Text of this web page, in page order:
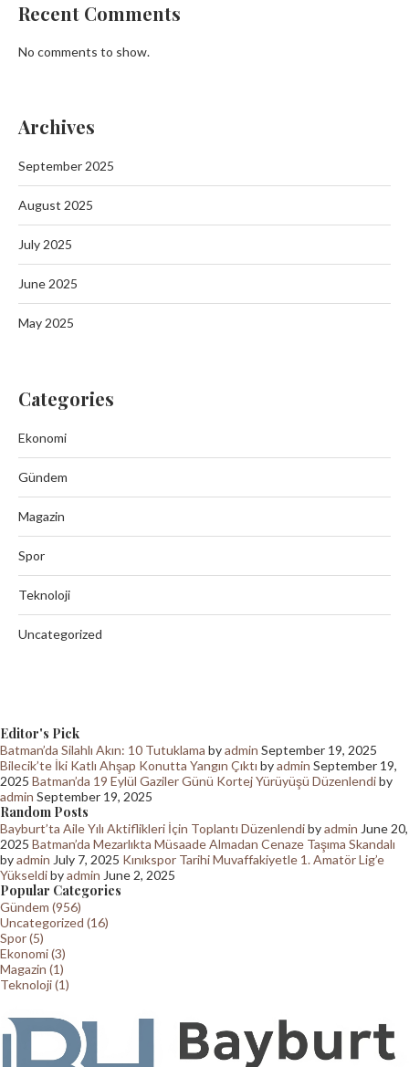
Recent Comments
No comments to show.
Archives
September 2025
August 2025
July 2025
June 2025
May 2025
Categories
Ekonomi
Gündem
Magazin
Spor
Teknoloji
Uncategorized
Editor's Pick
Batman’da Silahlı Akın: 10 Tutuklama byadmin September 19, 2025
Bilecik’te İki Katlı Ahşap Konutta Yangın Çıktı byadmin September 19,
2025 Batman’da 19 Eylül Gaziler Günü Kortej Yürüyüşü Düzenlendiby
admin September 19, 2025
Random Posts
Bayburt’ta Aile Yılı Aktiflikleri İçin Toplantı Düzenlendibyadmin June 20,
2025 Batman’da Mezarlıkta Müsaade Almadan Cenaze Taşıma Skandalı
byadmin July 7, 2025 Kınıkspor Tarihi Muvaffakiyetle 1. Amatör Lig’e
Yükseldibyadmin June 2, 2025
Popular Categories
Gündem (956)
Uncategorized (16)
Spor (5)
Ekonomi (3)
Magazin (1)
Teknoloji (1)